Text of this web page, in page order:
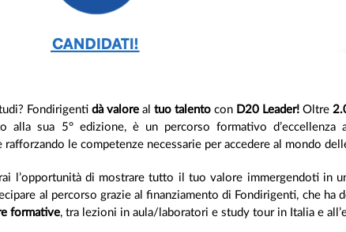
Fondirigenti dà valore al tuo talento con D20 Leader! Oltre
alla sua 5° edizione, è un percorso formativo
le competenze necessarie per accedere al mondo
l’opportunità di mostrare tutto il tuo valore immergendoti in
al percorso grazie al finanziamento di Fondirigenti, che ha
formative, tra lezioni in aula/laboratori e study tour in Italia e